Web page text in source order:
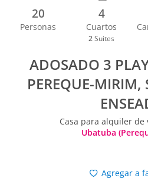
20
Personas
4
Cuartos
2 Suites
ADOSADO 3
PEREQUE-MIRIM,
Casa para alquiler de
Ubatuba
Agregar a